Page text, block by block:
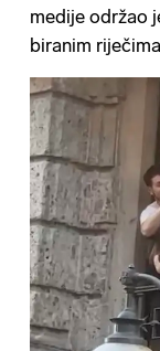
medije održao
biranim